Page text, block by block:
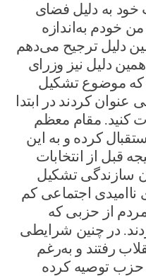
خود به دلیل فضای
خودم به‌اندازه
دلیل ترجیح می‌دهم
دلیل نیز وزرای
که موضوع تشکیل
کردند در ابتدا
کنید. مقام معظم
کرده و به این
قبل از انتخابات
سازندگی تشکیل
اجتماعی کم
از حزبی که
در چنین شرایطی
رفتند و به‌رغم
حزب توصیه کرده